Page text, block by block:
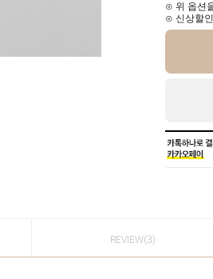
⊙ 위 옵션
⊙ 신상할
REVIEW(3)